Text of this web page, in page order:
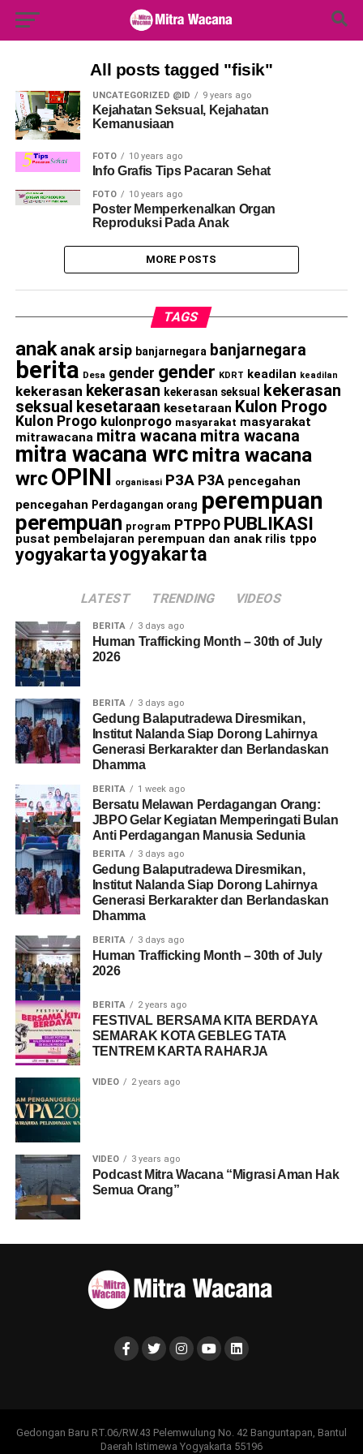
for:
All posts tagged "fisik"
UNCATEGORIZED @ID 9 years ago
Kejahatan Seksual, Kejahatan
Kemanusiaan
FOTO 10 years ago
Info Grafis Tips Pacaran Sehat
FOTO 10 years ago
Poster Memperkenalkan Organ
Reproduksi Pada Anak
MORE POSTS
TAGS
anak anak arsip banjarnegara banjarnegara
berita Desa gender gender KDRT keadilan keadilan
kekerasan kekerasan kekerasan seksual
kekerasan
seksual kesetaraan kesetaraan Kulon Progo
Kulon Progo kulonprogo masyarakat masyarakat
mitrawacana mitra wacana mitra wacana
mitra wacana wrc mitra wacana
wrcOPINI organisasi P3A P3A pencegahan
pencegahan Perdagangan orang perempuan
perempuan program PTPPO PUBLIKASI
pusat pembelajaran perempuan dan anak rilis tppo
yogyakartayogyakarta
LATEST TRENDING VIDEOS
BERITA 3 days ago
Human Trafficking Month – 30th of July
2026
BERITA 3 days ago
Gedung Balaputradewa Diresmikan,
Institut Nalanda Siap Dorong Lahirnya
Generasi Berkarakter dan Berlandaskan
Dhamma
BERITA 1 week ago
Bersatu Melawan Perdagangan Orang:
JBPO Gelar Kegiatan Memperingati Bulan
Anti Perdagangan Manusia Sedunia
BERITA 3 days ago
Gedung Balaputradewa Diresmikan,
Institut Nalanda Siap Dorong Lahirnya
Generasi Berkarakter dan Berlandaskan
Dhamma
BERITA 3 days ago
Human Trafficking Month – 30th of July
2026
BERITA 2 years ago
FESTIVAL BERSAMA KITA BERDAYA
SEMARAK KOTA GEBLEG TATA
TENTREM KARTA RAHARJA
VIDEO 2 years ago
VIDEO 3 years ago
Podcast Mitra Wacana “Migrasi Aman Hak
Semua Orang”
Gedongan Baru RT.06/RW.43 Pelemwulung No. 42 Banguntapan, Bantul
Daerah Istimewa Yogyakarta 55196